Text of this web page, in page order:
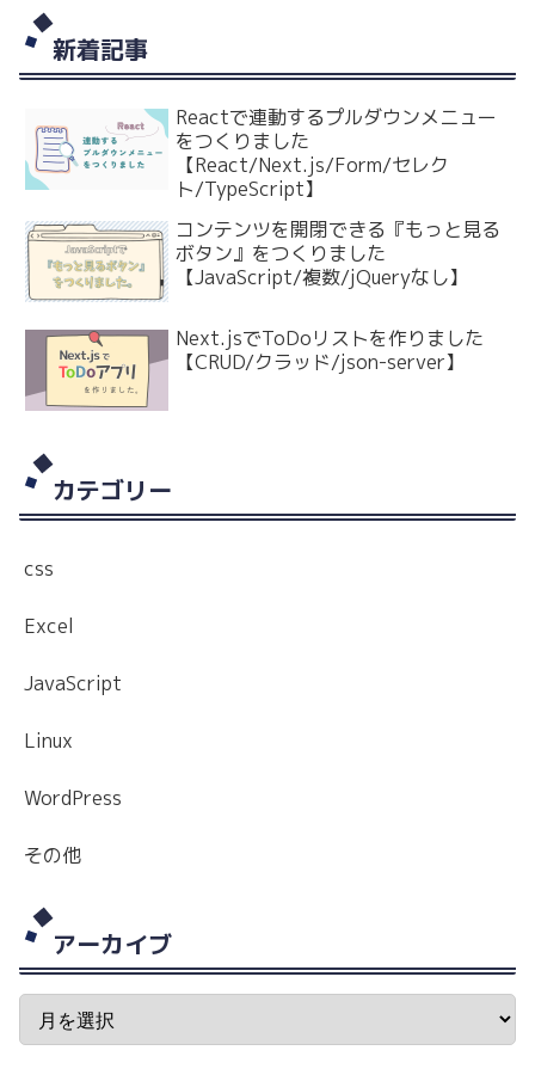
新着記事
Reactで連動するプルダウンメニュー
をつくりました
【React/Next.js/Form/セレク
ト/TypeScript】
コンテンツを開閉できる『もっと見る
ボタン』をつくりました
【JavaScript/複数/jQueryなし】
Next.jsでToDoリストを作りました
【CRUD/クラッド/json-server】
カテゴリー
css
Excel
JavaScript
Linux
WordPress
その他
アーカイブ